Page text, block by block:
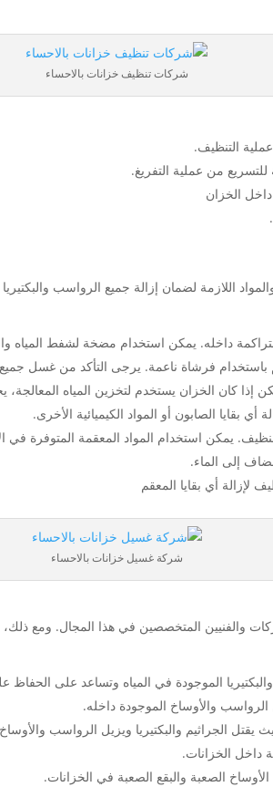
شركات تنظيف خزانات بالاحساء
التنظيف.
من عملية التفريغ.
الخزان
اللازمة لضمان إزالة جميع الرواسب
داخله. يمكن استخدام مضخة لشفط المياه
باستخدام فرشاة ناعمة. يرجى التأكد من غسل
إذا كان الخزان يستخدم لتخزين المياه
الصابون أو المواد الكيميائية الأخرى.
يمكن استخدام المواد المعقمة المتوفرة
إلى الماء.
لإزالة أي بقايا المعقم
شركة غسيل خزانات بالاحساء
والفنيين المتخصصين في هذا المجال. ومع
الموجودة في المياه وتساعد على الحفاظ
والأوساخ الموجودة داخله.
يقتل الجراثيم والبكتيريا ويزيل الرواسب
داخل الخزانات.
الصعبة والبقع الصعبة في الخزانات.